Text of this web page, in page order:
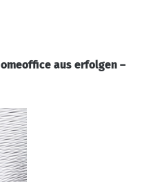
aus erfolgen –